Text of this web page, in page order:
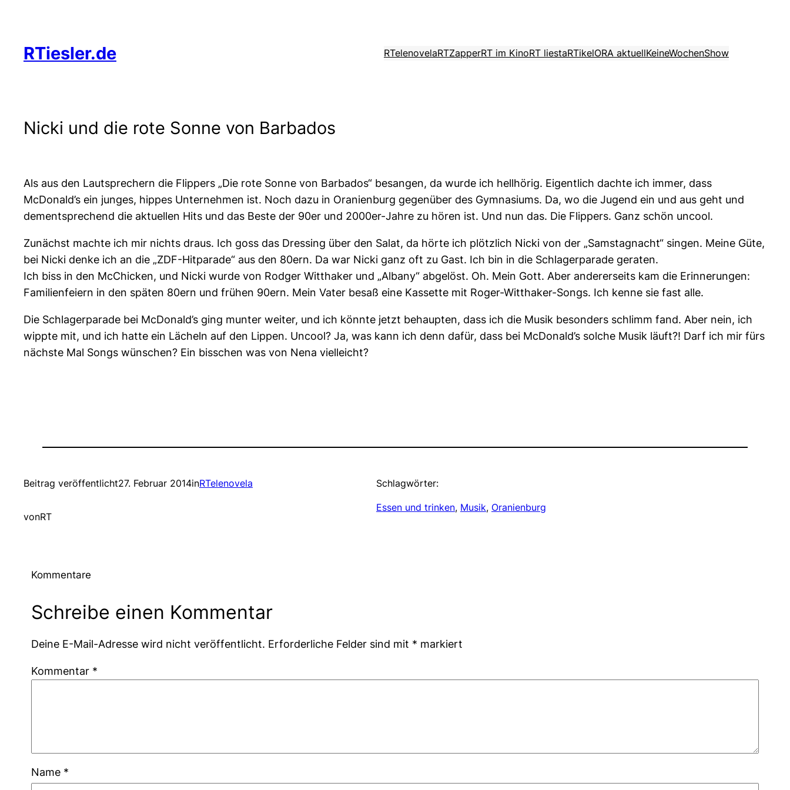
springen
RTiesler.de RTelenovelaRTZapperRT im KinoRT liestaRTikelORA aktuellKeineWochenShow
Nicki und die rote Sonne von Barbados
Als aus den Lautsprechern die Flippers „Die rote Sonne von Barbados“ besangen, da wurde ich hellhörig. Eigentlich dachte ich immer, dass
McDonald’s ein junges, hippes Unternehmen ist. Noch dazu in Oranienburg gegenüber des Gymnasiums. Da, wo die Jugend ein und aus geht und
dementsprechend die aktuellen Hits und das Beste der 90er und 2000er-Jahre zu hören ist. Und nun das. Die Flippers. Ganz schön uncool.
Zunächst machte ich mir nichts draus. Ich goss das Dressing über den Salat, da hörte ich plötzlich Nicki von der „Samstagnacht“ singen. Meine Güte,
bei Nicki denke ich an die „ZDF-Hitparade“ aus den 80ern. Da war Nicki ganz oft zu Gast. Ich bin in die Schlagerparade geraten.
Ich biss in den McChicken, und Nicki wurde von Rodger Witthaker und „Albany“ abgelöst. Oh. Mein Gott. Aber andererseits kam die Erinnerungen:
Familienfeiern in den späten 80ern und frühen 90ern. Mein Vater besaß eine Kassette mit Roger-Witthaker-Songs. Ich kenne sie fast alle.
Die Schlagerparade bei McDonald’s ging munter weiter, und ich könnte jetzt behaupten, dass ich die Musik besonders schlimm fand. Aber nein, ich
wippte mit, und ich hatte ein Lächeln auf den Lippen. Uncool? Ja, was kann ich denn dafür, dass bei McDonald’s solche Musik läuft?! Darf ich mir fürs
nächste Mal Songs wünschen? Ein bisschen was von Nena vielleicht?
Beitrag veröffentlicht27. Februar 2014inRTelenovela
vonRT
Schlagwörter:
Essen und trinken, Musik, Oranienburg
Kommentare
Schreibe einen Kommentar
Deine E-Mail-Adresse wird nicht veröffentlicht. Erforderliche Felder sind mit * markiert
Kommentar *
Name *